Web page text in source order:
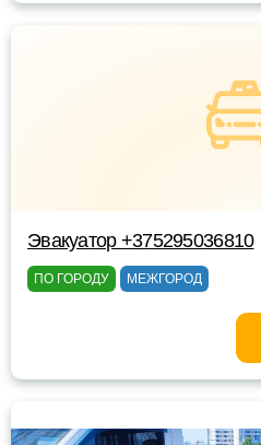
Эвакуатор +375295036810
ПО ГОРОДУ МЕЖГОРОД